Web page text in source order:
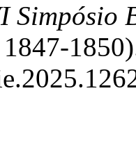
Simpósio